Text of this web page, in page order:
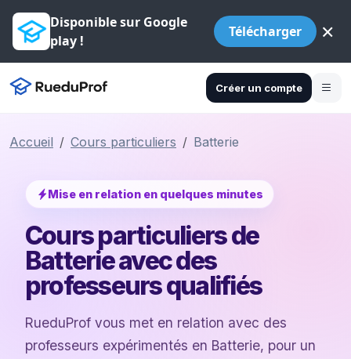
Disponible sur Google
play !
Télécharger ×
Créer un compte
Accueil Cours particuliers Batterie
Mise en relation en quelques minutes
Cours particuliers de
Batterie avec des
professeurs qualifiés
RueduProf vous met en relation avec des
professeurs expérimentés en Batterie, pour un